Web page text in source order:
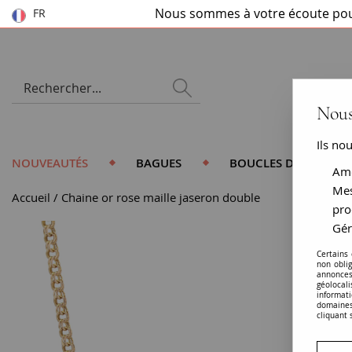
FR Nous sommes à votre écoute
NOUVEAUTÉS BAGUES BOUCLES D'OREILLES
Accueil Chaine or rose maille jaseron double
Ils
Certains
non
cliquant